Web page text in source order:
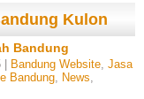
Kulon
Bandung
Bandung Website, Jasa
Bandung, News,